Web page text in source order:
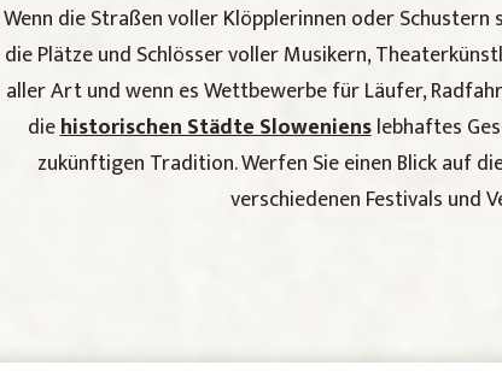
Wenn die Straßen voller Klöpplerinnen oder
die Plätze und Schlösser voller Musikern,
aller Art und wenn es Wettbewerbe für Läufer,
diehistorischen Städte Slowenienslebhaftes
zukünftigen Tradition. Werfen Sie einen Blick auf
verschiedenen Festivals und